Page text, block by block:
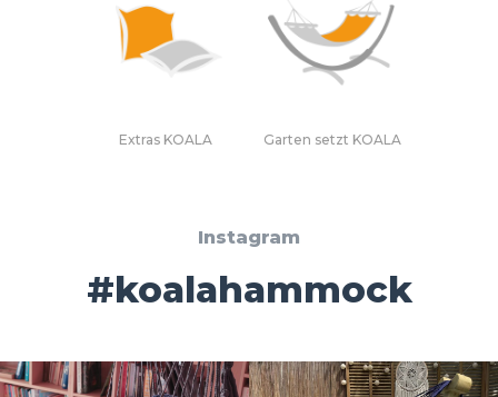
Extras KOALA Garten setzt KOALA
Instagram
#koalahammock